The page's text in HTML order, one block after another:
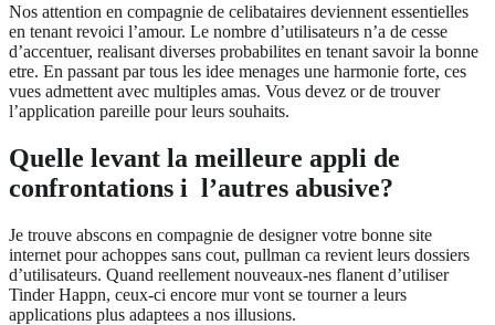
Nos attention en compagnie de celibataires deviennent essentielles
en tenant revoici l’amour. Le nombre d’utilisateurs n’a de cesse
d’accentuer, realisant diverses probabilites en tenant savoir la bonne
etre. En passant par tous les idee menages une harmonie forte, ces
vues admettent avec multiples amas. Vous devez or de trouver
l’application pareille pour leurs souhaits.
Quelle levant la meilleure appli de
confrontations i l’autres abusive?
Je trouve abscons en compagnie de designer votre bonne site
internet pour achoppes sans cout, pullman ca revient leurs dossiers
d’utilisateurs. Quand reellement nouveaux-nes flanent d’utiliser
Tinder Happn, ceux-ci encore mur vont se tourner a leurs
applications plus adaptees a nos illusions.